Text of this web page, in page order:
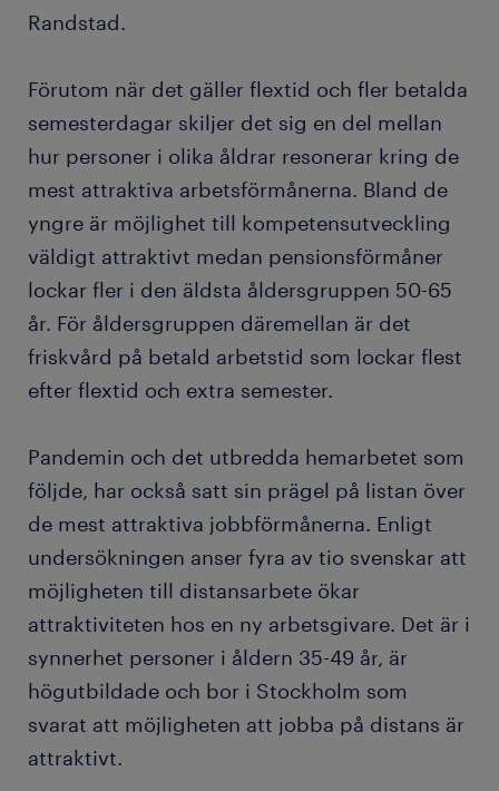
Randstad.
Förutom när det gäller flextid och fler betalda
semesterdagar skiljer det sig en del mellan
hur personer i olika åldrar resonerar kring de
mest attraktiva arbetsförmånerna. Bland de
yngre är möjlighet till kompetensutveckling
väldigt attraktivt medan pensionsförmåner
lockar fler i den äldsta åldersgruppen 50-65
år. För åldersgruppen däremellan är det
friskvård på betald arbetstid som lockar flest
efter flextid och extra semester.
Pandemin och det utbredda hemarbetet som
följde, har också satt sin prägel på listan över
de mest attraktiva jobbförmånerna. Enligt
undersökningen anser fyra av tio svenskar att
möjligheten till distansarbete ökar
attraktiviteten hos en ny arbetsgivare. Det är i
synnerhet personer i åldern 35-49 år, är
högutbildade och bor i Stockholm som
svarat att möjligheten att jobba på distans är
attraktivt.